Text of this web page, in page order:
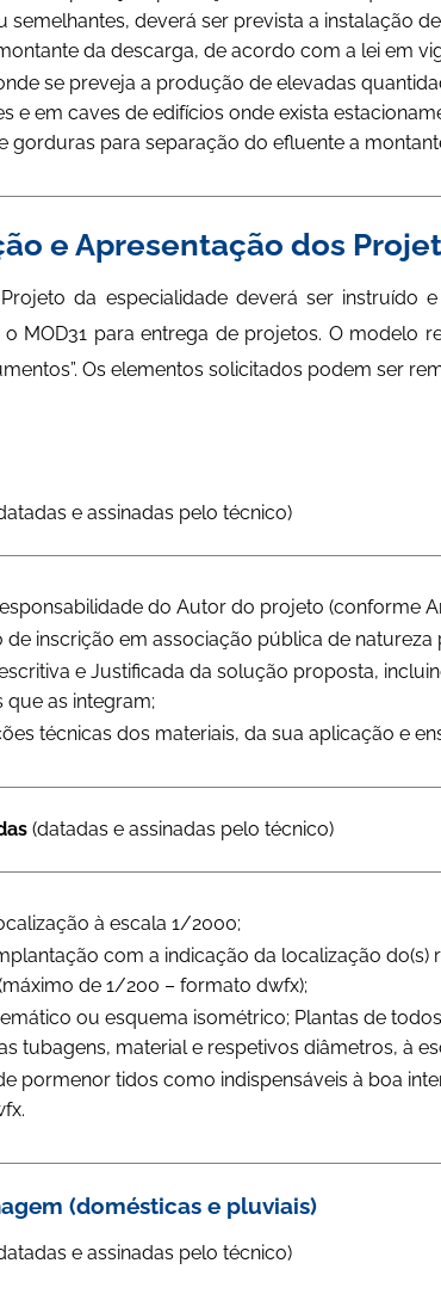
semelhantes, deverá ser prevista a instalação
da descarga, de acordo com a lei em
se preveja a produção de elevadas
e em caves de edifícios onde exista
gorduras para separação do efluente a
e Apresentação dos
da especialidade deverá ser instruído
MOD31 para entrega de projetos. O modelo
Os elementos solicitados podem ser
e assinadas pelo técnico)
do Autor do projeto (conforme
de inscrição em associação pública de natureza
e Justificada da solução proposta,
que as integram;
técnicas dos materiais, da sua aplicação e
(datadas e assinadas pelo técnico)
à escala 1/2000;
com a indicação da localização
de 1/200 – formato dwfx);
ou esquema isométrico; Plantas de
tubagens, material e respetivos diâmetros, à
pormenor tidos como indispensáveis à boa
(domésticas e pluviais)
e assinadas pelo técnico)